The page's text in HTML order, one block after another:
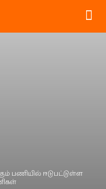
பணியில் ஈடுபட்டுள்ள